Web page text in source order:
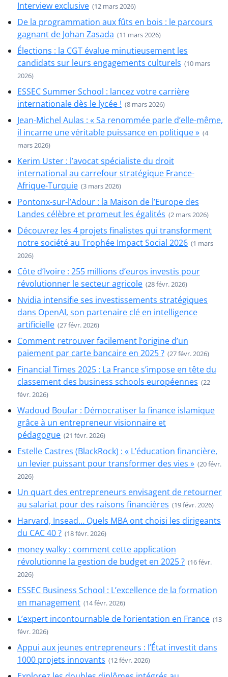
Interview exclusive (12 mars 2026)
De la programmation aux fûts en bois : le parcours
gagnant de Johan Zasada (11 mars 2026)
Élections : la CGT évalue minutieusement les
candidats sur leurs engagements culturels (10 mars
2026)
ESSEC Summer School : lancez votre carrière
internationale dès le lycée ! (8 mars 2026)
Jean-Michel Aulas : « Sa renommée parle d’elle-même,
il incarne une véritable puissance en politique » (4
mars 2026)
Kerim Uster : l’avocat spécialiste du droit
international au carrefour stratégique France-
Afrique-Turquie (3 mars 2026)
Pontonx-sur-l’Adour : la Maison de l’Europe des
Landes célèbre et promeut les égalités (2 mars 2026)
Découvrez les 4 projets finalistes qui transforment
notre société au Trophée Impact Social 2026 (1 mars
2026)
Côte d’Ivoire : 255 millions d’euros investis pour
révolutionner le secteur agricole (28 févr. 2026)
Nvidia intensifie ses investissements stratégiques
dans OpenAI, son partenaire clé en intelligence
artificielle (27 févr. 2026)
Comment retrouver facilement l’origine d’un
paiement par carte bancaire en 2025 ? (27 févr. 2026)
Financial Times 2025 : La France s’impose en tête du
classement des business schools européennes (22
févr. 2026)
Wadoud Boufar : Démocratiser la finance islamique
grâce à un entrepreneur visionnaire et
pédagogue (21 févr. 2026)
Estelle Castres (BlackRock) : « L’éducation financière,
un levier puissant pour transformer des vies » (20 févr.
2026)
Un quart des entrepreneurs envisagent de retourner
au salariat pour des raisons financières (19 févr. 2026)
Harvard, Insead… Quels MBA ont choisi les dirigeants
du CAC 40 ? (18 févr. 2026)
money walky : comment cette application
révolutionne la gestion de budget en 2025 ? (16 févr.
2026)
ESSEC Business School : L’excellence de la formation
en management (14 févr. 2026)
L’expert incontournable de l’orientation en France (13
févr. 2026)
Appui aux jeunes entrepreneurs : l’État investit dans
1000 projets innovants (12 févr. 2026)